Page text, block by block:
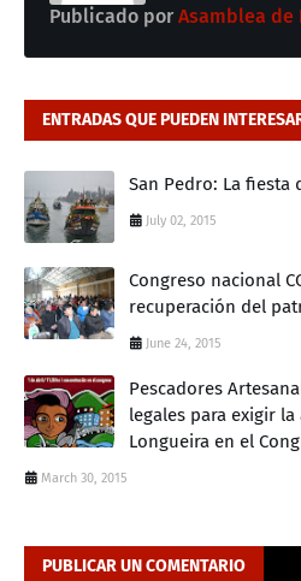
Publicado por Asamblea de
ENTRADAS QUE PUEDEN
San Pedro: La fiesta
July 02, 2015
Congreso nacional
recuperación del
June 24, 2015
Pescadores
legales para exigir
Longueira en el
March 30, 2015
PUBLICAR UN COMENTARIO